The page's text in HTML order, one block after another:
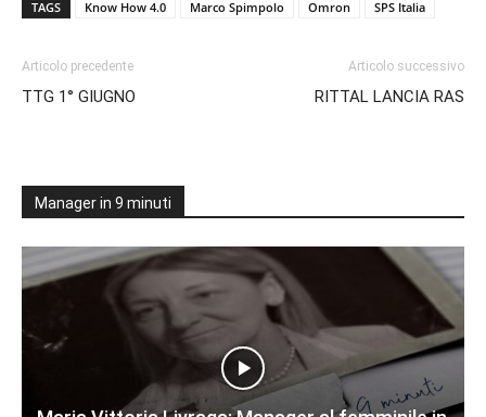
TAGS Know How 4.0 Marco Spimpolo Omron SPS Italia
Articolo precedente
TTG 1° GIUGNO
Articolo successivo
RITTAL LANCIA RAS
Manager in 9 minuti